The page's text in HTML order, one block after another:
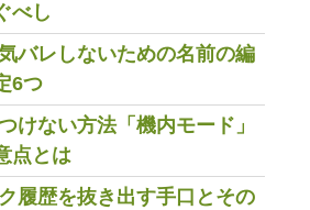
べし
バレしないための名前の編
6つ
けない方法「機内モード」
点とは
履歴を抜き出す手口とその